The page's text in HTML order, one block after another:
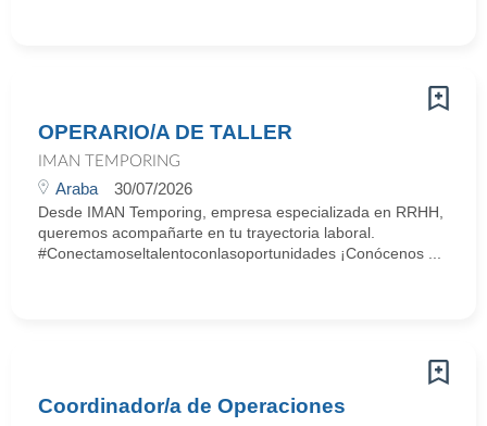
OPERARIO/A DE TALLER
IMAN TEMPORING
Araba 30/07/2026
Desde IMAN Temporing, empresa especializada en RRHH,
queremos acompañarte en tu trayectoria laboral.
#Conectamoseltalentoconlasoportunidades ¡Conócenos ...
Coordinador/a de Operaciones